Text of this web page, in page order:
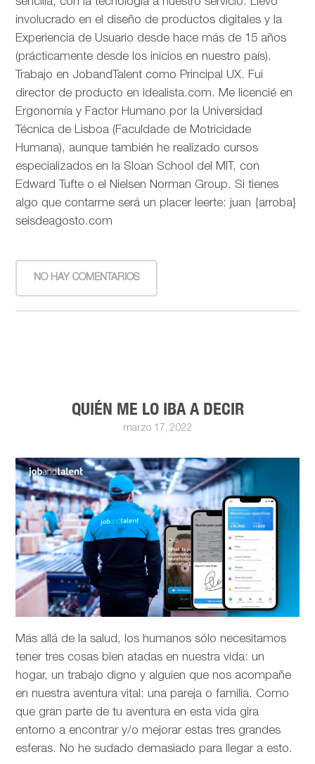
sencilla, con la tecnología a nuestro servicio. Llevo
involucrado en el diseño de productos digitales y la
Experiencia de Usuario desde hace más de 15 años
(prácticamente desde los inicios en nuestro país).
Trabajo en JobandTalent como Principal UX. Fui
director de producto en idealista.com. Me licencié en
Ergonomía y Factor Humano por la Universidad
Técnica de Lisboa (Faculdade de Motricidade
Humana), aunque también he realizado cursos
especializados en la Sloan School del MIT, con
Edward Tufte o el Nielsen Norman Group. Si tienes
algo que contarme será un placer leerte: juan {arroba}
seisdeagosto.com
NO HAY COMENTARIOS
QUIÉN ME LO IBA A DECIR
marzo 17, 2022
Más allá de la salud, los humanos sólo necesitamos
tener tres cosas bien atadas en nuestra vida: un
hogar, un trabajo digno y alguien que nos acompañe
en nuestra aventura vital: una pareja o familia. Como
que gran parte de tu aventura en esta vida gira
entorno a encontrar y/o mejorar estas tres grandes
esferas. No he sudado demasiado para llegar a esto.